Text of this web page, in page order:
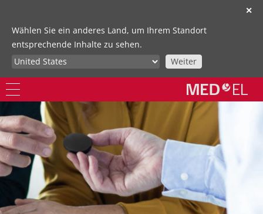
✕
Wählen Sie ein anderes Land, um Ihrem Standort
entsprechende Inhalte zu sehen.
Weiter